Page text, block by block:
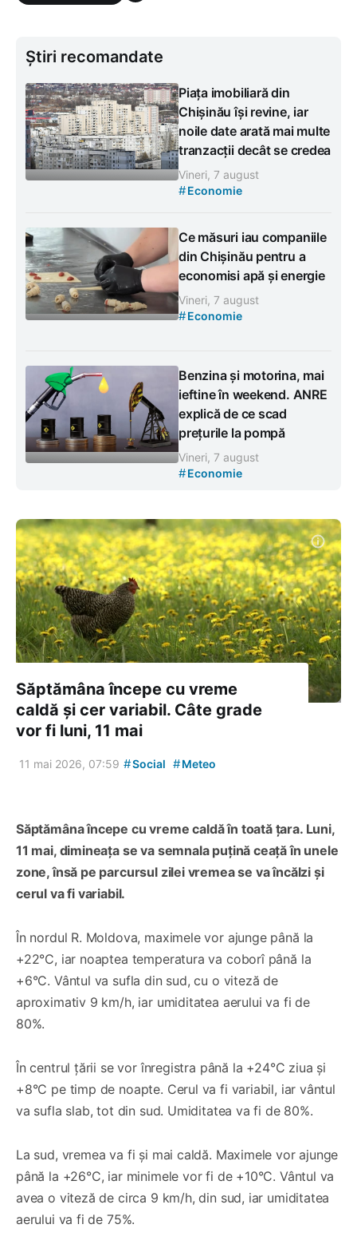
Știri recomandate
Piața imobiliară din
Chișinău își revine, iar
noile date arată mai multe
tranzacții decât se credea
Vineri, 7 august
#Economie
Ce măsuri iau companiile
din Chișinău pentru a
economisi apă și energie
Vineri, 7 august
#Economie
Benzina și motorina, mai
ieftine în weekend. ANRE
explică de ce scad
prețurile la pompă
Vineri, 7 august
#Economie
Săptămâna începe cu vreme
caldă și cer variabil. Câte grade
vor fi luni, 11 mai
11 mai 2026, 07:59 #Social #Meteo
Săptămâna începe cu vreme caldă în toată țara. Luni,
11 mai, dimineața se va semnala puțină ceață în unele
zone, însă pe parcursul zilei vremea se va încălzi și
cerul va fi variabil.
În nordul R. Moldova, maximele vor ajunge până la
+22°C, iar noaptea temperatura va coborî până la
+6°C. Vântul va sufla din sud, cu o viteză de
aproximativ 9 km/h, iar umiditatea aerului va fi de
80%.
În centrul țării se vor înregistra până la +24°C ziua și
+8°C pe timp de noapte. Cerul va fi variabil, iar vântul
va sufla slab, tot din sud. Umiditatea va fi de 80%.
La sud, vremea va fi și mai caldă. Maximele vor ajunge
până la +26°C, iar minimele vor fi de +10°C. Vântul va
avea o viteză de circa 9 km/h, din sud, iar umiditatea
aerului va fi de 75%.